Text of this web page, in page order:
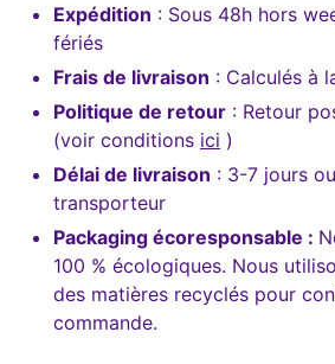
Expédition : Sous 48h hors
fériés
Frais de livraison : Calculés à
Politique de retour : Retour
(voir conditions ici )
Délai de livraison : 3-7 jours
transporteur
Packaging écoresponsable :
100 % écologiques. Nous
des matières recyclés pour
commande.